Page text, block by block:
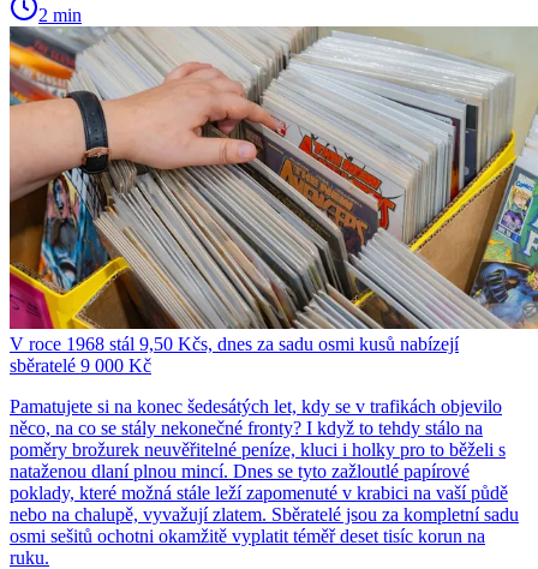
2 min
V roce 1968 stál 9,50 Kčs, dnes za sadu osmi kusů nabízejí
sběratelé 9 000 Kč
Pamatujete si na konec šedesátých let, kdy se v trafikách objevilo
něco, na co se stály nekonečné fronty? I když to tehdy stálo na
poměry brožurek neuvěřitelné peníze, kluci i holky pro to běželi s
nataženou dlaní plnou mincí. Dnes se tyto zažloutlé papírové
poklady, které možná stále leží zapomenuté v krabici na vaší půdě
nebo na chalupě, vyvažují zlatem. Sběratelé jsou za kompletní sadu
osmi sešitů ochotni okamžitě vyplatit téměř deset tisíc korun na
ruku.